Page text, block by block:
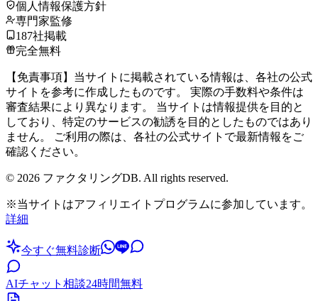
個人情報保護方針
専門家監修
187社掲載
完全無料
【免責事項】当サイトに掲載されている情報は、各社の公式
サイトを参考に作成したものです。 実際の手数料や条件は
審査結果により異なります。 当サイトは情報提供を目的と
しており、特定のサービスの勧誘を目的としたものではあり
ません。 ご利用の際は、各社の公式サイトで最新情報をご
確認ください。
© 2026 ファクタリングDB. All rights reserved.
※当サイトはアフィリエイトプログラムに参加しています。
詳細
今すぐ無料診断
AIチャット相談24時間無料